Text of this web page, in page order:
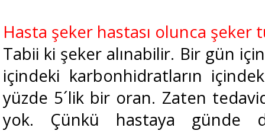
Hasta şeker hastası olunca şeker
Tabii ki şeker alınabilir. Bir gün
içindeki karbonhidratların
yüzde 5´lik bir oran. Zaten
yok. Çünkü hastaya günde